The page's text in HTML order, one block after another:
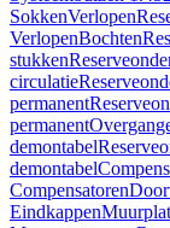
SokkenVerlopen
VerlopenBochten
stukken
circulatie
permanent
permanent
demontabel
demontabel
Compensatoren
Eindkappen